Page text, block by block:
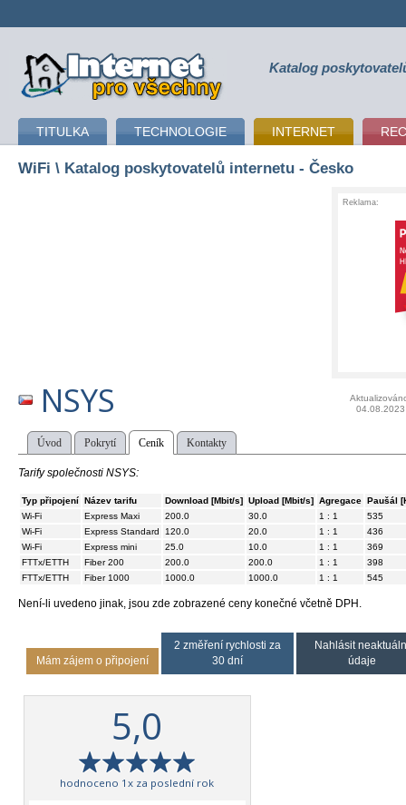
připojení k internetu Katalog
TITULKA TECHNOLOGIE INTERNET
WiFi \ Katalog poskytovatelů internetu - Česko
Reklama:
NSYS
04.08.2023
Úvod Pokrytí Ceník Kontakty
Tarify společnosti NSYS:
Typ připojení Název tarifu Download [Mbit/s] Upload [Mbit/s] Agregace Paušál
Wi-Fi
Express Maxi 200.0 30.0 1 : 1
535
Wi-Fi
Express Standard 120.0 20.0 1 : 1
436
Wi-Fi
Express mini 25.0 10.0 1 : 1
369
FTTx/ETTH
Fiber 200 200.0 200.0 1 : 1
398
FTTx/ETTH
Fiber 1000 1000.0 1000.0 1 : 1 545
Není-li uvedeno jinak, jsou zde zobrazené ceny konečné včetně DPH.
Mám zájem o připojení
2 změření rychlosti za
30 dní
Nahlásit
údaje
5,0
hodnoceno 1x za poslední rok